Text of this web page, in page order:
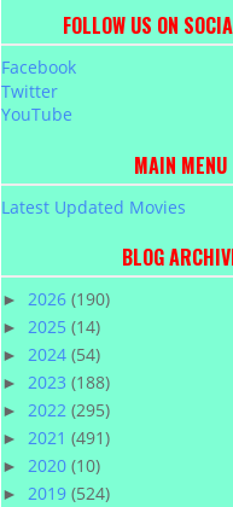
FOLLOW US ON
Facebook
Twitter
YouTube
MAIN MENU
Latest Updated Movies
BLOG
► 2026 (190)
► 2025 (14)
► 2024 (54)
► 2023 (188)
► 2022 (295)
► 2021 (491)
► 2020 (10)
► 2019 (524)